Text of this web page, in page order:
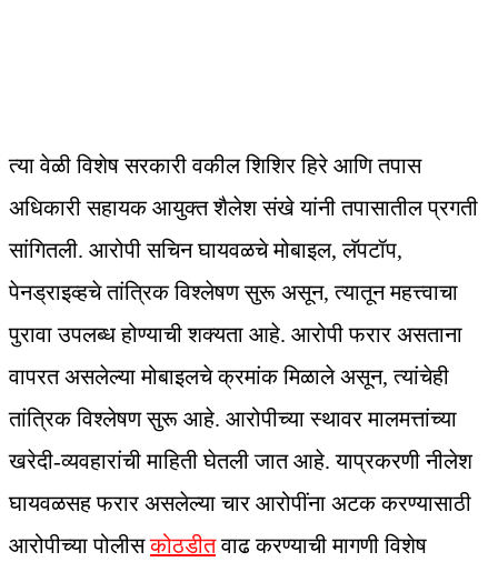
त्या वेळी विशेष सरकारी वकील शिशिर हिरे आणि तपास
अधिकारी सहायक आयुक्त शैलेश संखे यांनी तपासातील प्रगती
सांगितली. आरोपी सचिन घायवळचे मोबाइल, लॅपटॉप,
पेनड्राइव्हचे तांत्रिक विश्लेषण सुरू असून, त्यातून महत्त्वाचा
पुरावा उपलब्ध होण्याची शक्यता आहे. आरोपी फरार असताना
वापरत असलेल्या मोबाइलचे क्रमांक मिळाले असून, त्यांचेही
तांत्रिक विश्लेषण सुरू आहे. आरोपीच्या स्थावर मालमत्तांच्या
खरेदी-व्यवहारांची माहिती घेतली जात आहे. याप्रकरणी नीलेश
घायवळसह फरार असलेल्या चार आरोपींना अटक करण्यासाठी
आरोपीच्या पोलीसकोठडीतवाढ करण्याची मागणी विशेष